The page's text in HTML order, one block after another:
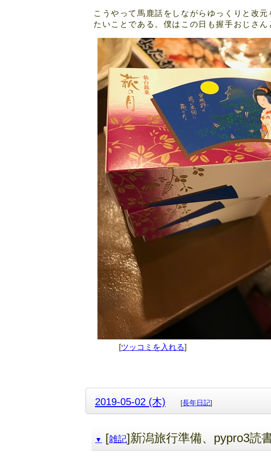
こうやって馬鹿話をしながらゆっくりと改
たいことである。僕はこの日も握手おじさ
[ツッコミを入れる]
2019-05-02 (木) [長年日記]
▼ [雑記]新潟旅行準備、pypro3読